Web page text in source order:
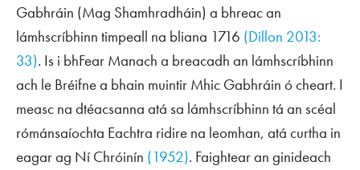
Gabhráin (Mag Shamhradháin) a bhreac an
lámhscríbhinn timpeall na bliana 1716 (Dillon 2013:
33). Is i bhFear Manach a breacadh an lámhscríbhinn
ach le Bréifne a bhain muintir Mhic Gabhráin ó cheart. I
measc na dtéacsanna atá sa lámhscríbhinn tá an scéal
rómánsaíochta Eachtra ridire na leomhan, atá curtha in
eagar ag Ní Chróinín (1952). Faightear an ginideach